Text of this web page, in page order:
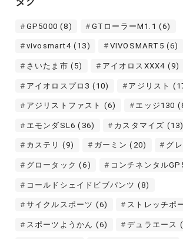
ブ
GP5000 (8) GTローラーM1.1 (6)
vivosmart4(13) VIVOSMART5 (6)
さいたま市 (5) アイオロスXXX4 (9)
アイオロスプロ3 (10) アジリスト
アジリストファスト (6) エッジ130
エモンダSL6 (36) カスタマイズ (13)
カステリ (9) ガーミン (20) グ
グロータック (6) コンチネンタル
コールドシェイドビブパンツ (8)
サイクルスポーツ (6) ストレッチポ
スポーツようかん (6) デュラエース